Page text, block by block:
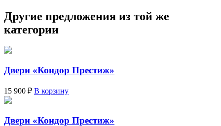
Другие предложения из той же
категории
Двери «Кондор Престиж»
15 900 ₽ В корзину
Двери «Кондор Престиж»